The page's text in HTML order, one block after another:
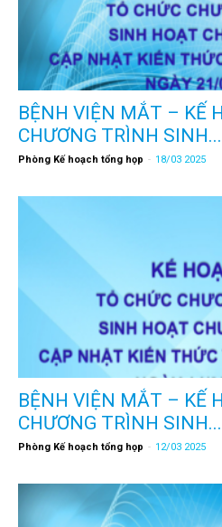
BỆNH VIỆN MẮT – KẾ
CHƯƠNG TRÌNH SINH...
Phòng Kế hoạch tổng họp - 18/03 2025
BỆNH VIỆN MẮT – KẾ
CHƯƠNG TRÌNH SINH...
Phòng Kế hoạch tổng họp - 12/03 2025